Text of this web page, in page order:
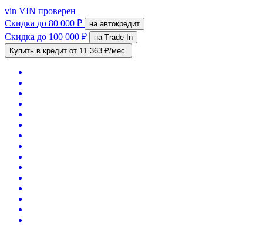
vin VIN проверен
Скидка до 80 000 ₽ на автокредит
Скидка до 100 000 ₽
на Trade-In
Купить в кредит от 11 363 ₽/мес.